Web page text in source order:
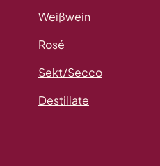
Weißwein
Rosé
Sekt/Secco
Destillate